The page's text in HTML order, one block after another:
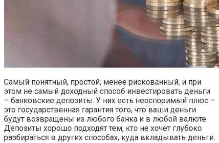
Самый понятный, простой, менее рискованный, и при
этом не самый доходный способ инвестировать деньги
– банковские депозиты. У них есть неоспоримый плюс –
это государственная гарантия того, что ваши деньги
будут возвращены из любого банка и в любой валюте.
Депозиты хорошо подходят тем, кто не хочет глубоко
разбираться в других способах, куда вкладывать деньги.